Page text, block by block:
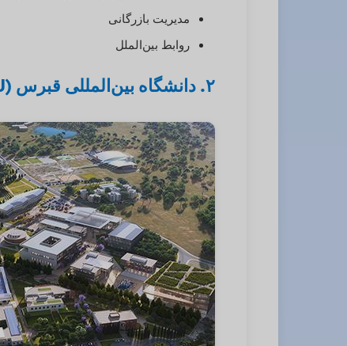
مدیریت بازرگانی
روابط بین‌الملل
۲. دانشگاه بین‌المللی قبرس (CIU)